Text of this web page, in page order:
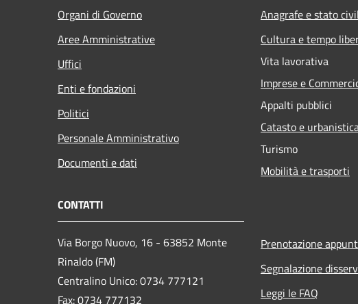
Organi di Governo
Aree Amministrative
Uffici
Enti e fondazioni
Politici
Personale Amministrativo
Documenti e dati
Anagrafe e stato
Cultura e tempo
Vita lavorativa
Imprese e
Appalti pubblici
Catasto e
Turismo
Mobilità e trasporti
CONTATTI
Via Borgo Nuovo, 16 - 63852 Monte
Rinaldo (FM)
Centralino Unico: 0734 777121
Fax: 0734 777132
Prenotazione
Segnalazione
Leggi le FAQ